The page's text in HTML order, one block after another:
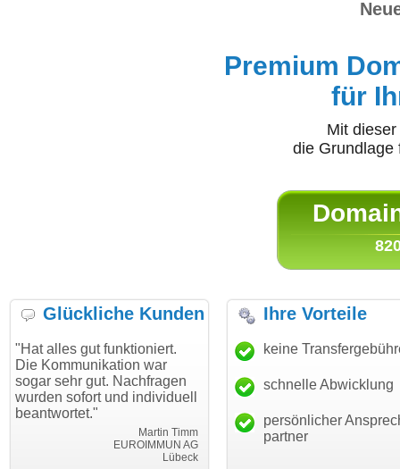
Premium
für
Mit
die
Glückliche Kunden
gut funktioniert.
war
gut. Nachfragen
und individuell
EUROIMMUN AG
"Danke für den schnellen
Transfer und guten Service!"
Thomas Schäfer
i can eckert communication GmbH
"Ich bin
haben.
mein
Ihre Vorteile
keine
schnelle Abwicklung
persönlicher
partner